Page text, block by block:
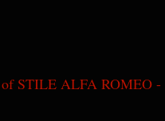
STILE ALFA ROMEO -